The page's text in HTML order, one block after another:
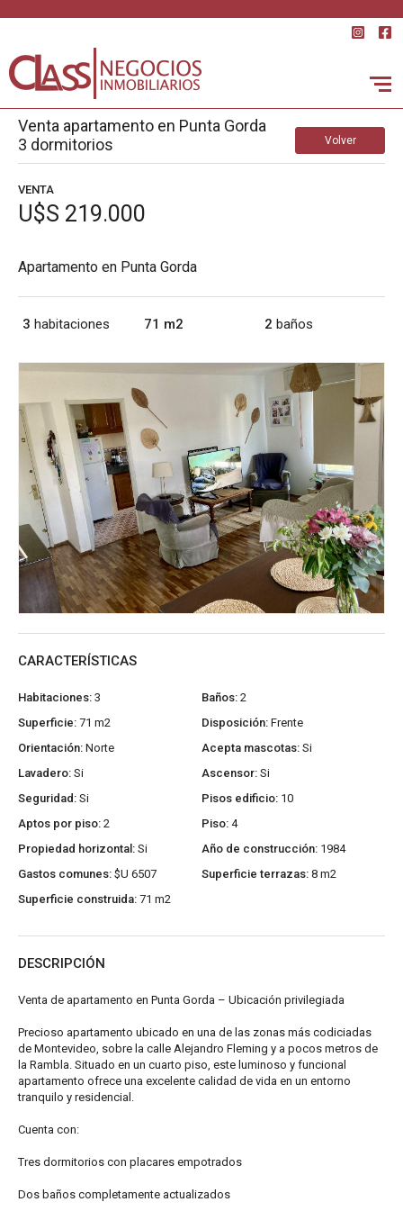
Volver
Venta apartamento en Punta Gorda
3 dormitorios
VENTA
U$S 219.000
Apartamento en Punta Gorda
3 habitaciones 71 m2 2 baños
CARACTERÍSTICAS
Habitaciones: 3 Baños: 2
Superficie: 71 m2 Disposición: Frente
Orientación: Norte Acepta mascotas: Si
Lavadero: Si Ascensor: Si
Seguridad: Si Pisos edificio: 10
Aptos por piso: 2 Piso: 4
Propiedad horizontal: Si Año de construcción: 1984
Gastos comunes: $U 6507 Superficie terrazas: 8 m2
Superficie construida: 71 m2
DESCRIPCIÓN
Venta de apartamento en Punta Gorda – Ubicación privilegiada
Precioso apartamento ubicado en una de las zonas más codiciadas
de Montevideo, sobre la calle Alejandro Fleming y a pocos metros de
la Rambla. Situado en un cuarto piso, este luminoso y funcional
apartamento ofrece una excelente calidad de vida en un entorno
tranquilo y residencial.
Cuenta con:
Tres dormitorios con placares empotrados
Dos baños completamente actualizados